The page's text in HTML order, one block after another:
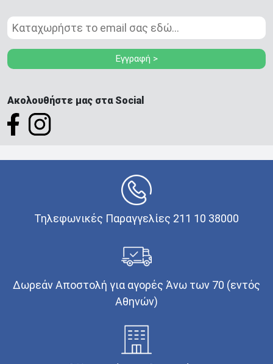
Εγγραφή >
Ακολουθήστε μας στα Social
Τηλεφωνικές Παραγγελίες 211 10 38000
Δωρεάν Αποστολή για αγορές Άνω των 70 (εντός
Αθηνών)